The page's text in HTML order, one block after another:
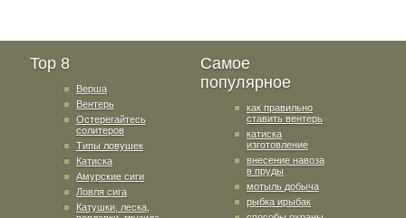
Top 8
Верша
Вентерь
Остерегайтесь
солитеров
Типы ловушек
Катиска
Амурские сиги
Ловля сига
Катушки, леска,
Самое
популярное
как правильно
ставить вентерь
катиска
изготовление
внесение навоза
в пруды
мотыль добыча
рыбка ирыбак